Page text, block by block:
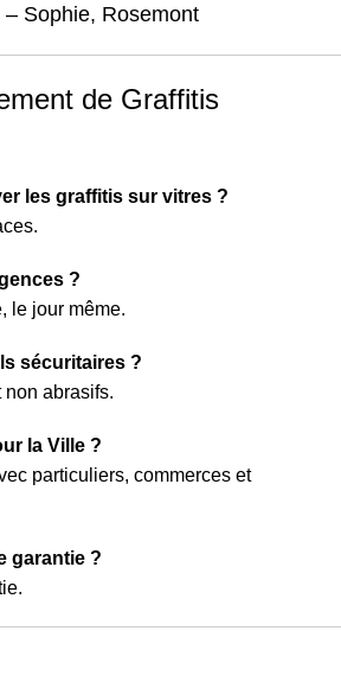
– Sophie, Rosemont
de Graffitis
les graffitis sur vitres ?
?
le jour même.
sécuritaires ?
abrasifs.
la Ville ?
particuliers, commerces et
garantie ?